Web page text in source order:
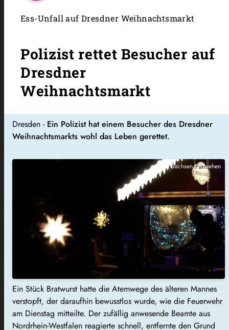
Ess-Unfall auf Dresdner Weihnachtsmarkt
Polizist rettet Besucher auf
Dresdner
Weihnachtsmarkt
Dresden - Ein Polizist hat einem Besucher des Dresdner
Weihnachtsmarkts wohl das Leben gerettet.
Sachsen Fernsehen
Ein Stück Bratwurst hatte die Atemwege des älteren Mannes
verstopft, der daraufhin bewusstlos wurde, wie die Feuerwehr
am Dienstag mitteilte. Der zufällig anwesende Beamte aus
Nordrhein-Westfalen reagierte schnell, entfernte den Grund